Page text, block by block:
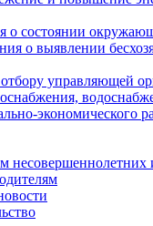
о состоянии
о выявлении
управляющей
экономического